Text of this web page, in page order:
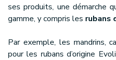
ses produits, une démarche
gamme, y compris les rubans
Par exemple, les mandrins,
pour les rubans d’origine